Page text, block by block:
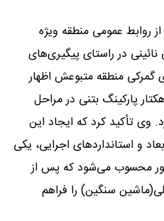
روابط عمومی منطقه ویژه
نائینی در راستای پیگیری‌های
منطقه متبوعش اظهار
داشت: در حال حاضر حدود ۱۵ هکتار پارکینگ بتنی در مراحل
وی تأکید کرد که ایجاد این
و استانداردهای اجرایی، یکی
محسوب می‌شود که پس از
امکان توقف ۱۶۸ تریلی(ماشین سنگین) را فراهم